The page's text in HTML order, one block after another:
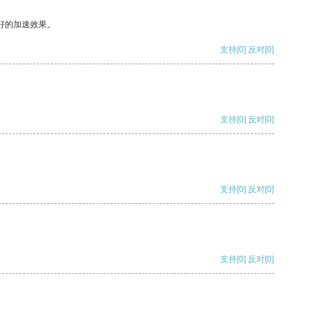
加速效果。
支持[0] 反对[0]
支持[0] 反对[0]
支持[0] 反对[0]
支持[0] 反对[0]